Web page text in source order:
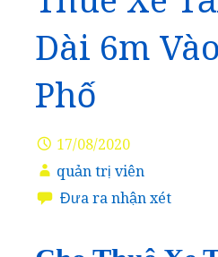
Dài 6m
Phố
17/08/2020
quản trị viên
Đưa ra nhận xét